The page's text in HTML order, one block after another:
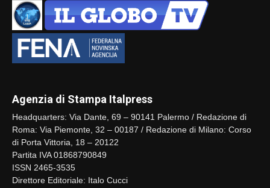
Agenzia di Stampa Italpress
Headquarters: Via Dante, 69 – 90141 Palermo / Redazione di
Roma: Via Piemonte, 32 – 00187 / Redazione di Milano: Corso
di Porta Vittoria, 18 – 20122
Partita IVA 01868790849
ISSN 2465-3535
Direttore Editoriale: Italo Cucci